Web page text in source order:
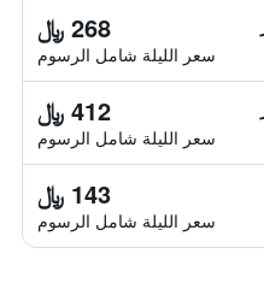
268 ﷼
سعر الليلة شامل الرسوم
412 ﷼
سعر الليلة شامل الرسوم
143 ﷼
سعر الليلة شامل الرسوم